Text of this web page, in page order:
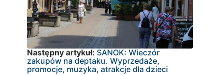
Następny artykuł: SANOK: Wieczór
zakupów na deptaku. Wyprzedaże,
promocje, muzyka, atrakcje dla dzieci